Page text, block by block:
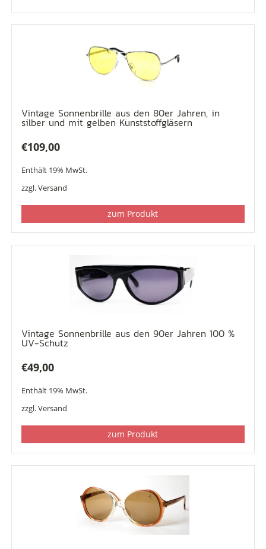
Vintage Sonnenbrille aus den 80er Jahren, in
silber und mit gelben Kunststoffgläsern
€109,00
Enthält 19% MwSt.
zzgl.Versand
zum Produkt
Vintage Sonnenbrille aus den 90er Jahren 100 %
UV-Schutz
€49,00
Enthält 19% MwSt.
zzgl.Versand
zum Produkt